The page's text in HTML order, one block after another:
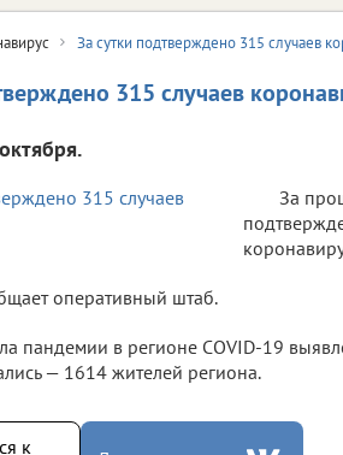
За сутки подтверждено 315 случаев
315 случаев
За
оперативный штаб.
пандемии в регионе COVID-19
— 1614 жителей региона.
к